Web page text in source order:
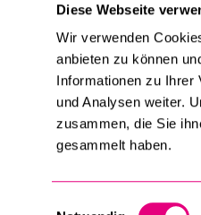
Diese Webseite
Wir verwenden
anbieten zu können
Informationen zu Ihrer
und Analysen weiter.
zusammen, die Sie
gesammelt haben.
Einwilligungsauswahl